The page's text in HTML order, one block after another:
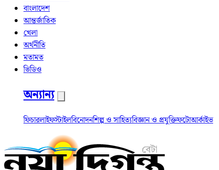
বাংলাদেশ
আন্তর্জাতিক
খেলা
অর্থনীতি
মতামত
ভিডিও
অন্যান্য
ফিচারলাইফস্টাইলবিনোদনশিল্প ও সাহিত্যবিজ্ঞান ও প্রযুক্তিফটোআর্কাইভ